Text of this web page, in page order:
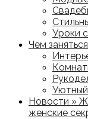
Уроки
Чем
Новости »
женские